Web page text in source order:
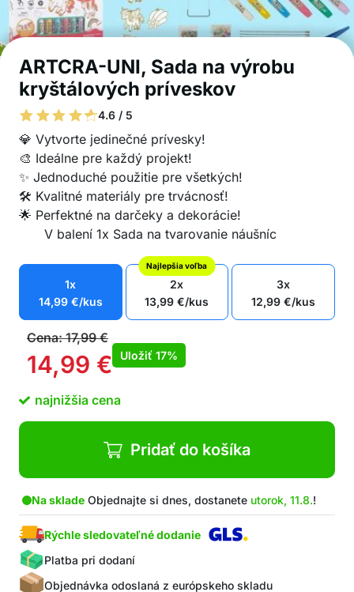
ARTCRA-UNI, Sada na výrobu
kryštálových príveskov
4.6 / 5
💎 Vytvorte jedinečné prívesky!
🎨 Ideálne pre každý projekt!
✨ Jednoduché použitie pre všetkých!
🛠️ Kvalitné materiály pre trvácnosť!
🌟 Perfektné na darčeky a dekorácie!
V balení 1x Sada na tvarovanie náušníc
1x
14,99 €/kus
Najlepšia voľba
2x
13,99€/kus
3x
12,99€/kus
Cena:17,99€
14,99 € Uložiť 17%
najnižšia cena
Pridať do košíka
Na sklade Objednajte si dnes, dostanete utorok, 11.8.!
Rýchle sledovateľné dodanie
Platba pri dodaní
Objednávka odoslaná z európskeho skladu